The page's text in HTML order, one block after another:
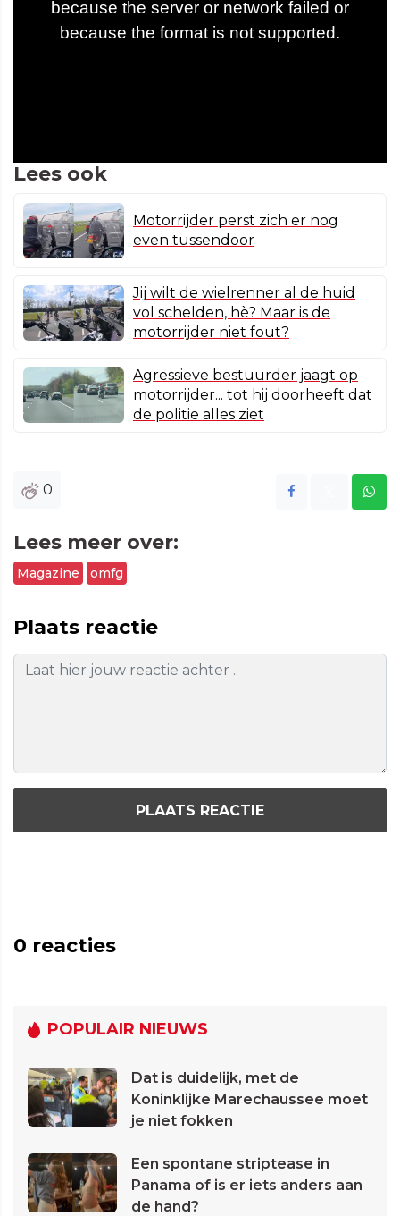
Lees ook
Motorrijder perst zich er nog
even tussendoor
Jij wilt de wielrenner al de huid
vol schelden, hè? Maar is de
motorrijder niet fout?
Agressieve bestuurder jaagt op
motorrijder... tot hij doorheeft dat
de politie alles ziet
0
Lees meer over:
Magazine omfg
Plaats reactie
PLAATS REACTIE
0 reacties
POPULAIR NIEUWS
Dat is duidelijk, met de
Koninklijke Marechaussee moet
je niet fokken
Een spontane striptease in
Panama of is er iets anders aan
de hand?